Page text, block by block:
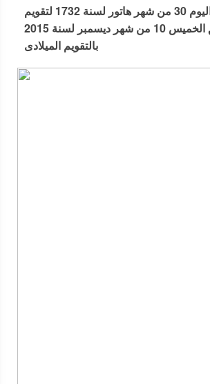
سنكسار اليوم 30 من شهر هاتور لسنة 1732 لتقويم
الشهداء الموافق الخميس 10 من شهر ديسمبر لسنة 2015
بالتقويم الميلادى